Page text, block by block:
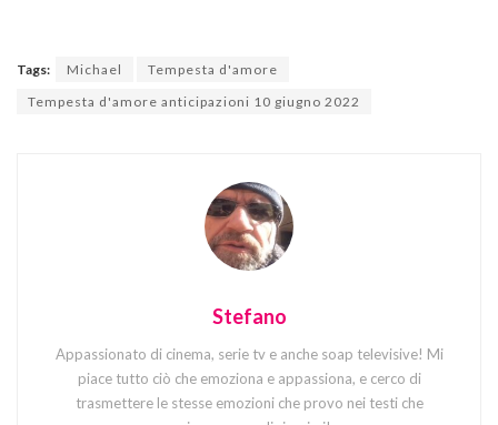
Tags: Michael
Tempesta d'amore
Tempesta d'amore anticipazioni 10 giugno 2022
Stefano
Appassionato di cinema, serie tv e anche soap televisive! Mi
piace tutto ciò che emoziona e appassiona, e cerco di
trasmettere le stesse emozioni che provo nei testi che